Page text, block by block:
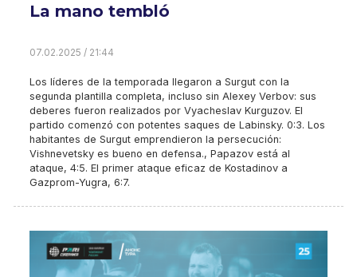
La mano tembló
07.02.2025 / 21:44
Los líderes de la temporada llegaron a Surgut con la
segunda plantilla completa, incluso sin Alexey Verbov: sus
deberes fueron realizados por Vyacheslav Kurguzov. El
partido comenzó con potentes saques de Labinsky. 0:3. Los
habitantes de Surgut emprendieron la persecución:
Vishnevetsky es bueno en defensa., Papazov está al
ataque, 4:5. El primer ataque eficaz de Kostadinov a
Gazprom-Yugra, 6:7.